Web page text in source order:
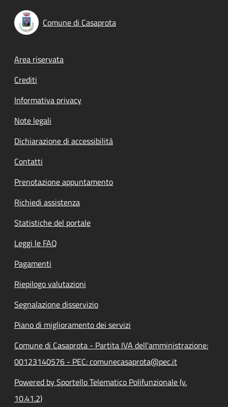
Comune di Casaprota
Footer menu
Area riservata
Crediti
Informativa privacy
Note legali
Dichiarazione di accessibilità
Contatti
Prenotazione appuntamento
Richiedi assistenza
Statistiche del portale
Leggi le FAQ
Pagamenti
Riepilogo valutazioni
Segnalazione disservizio
Piano di miglioramento dei servizi
Comune di Casaprota - Partita IVA dell'amministrazione:
00123140576 - PEC: comunecasaprota@pec.it
Powered by Sportello Telematico Polifunzionale (v.
10.41.2)